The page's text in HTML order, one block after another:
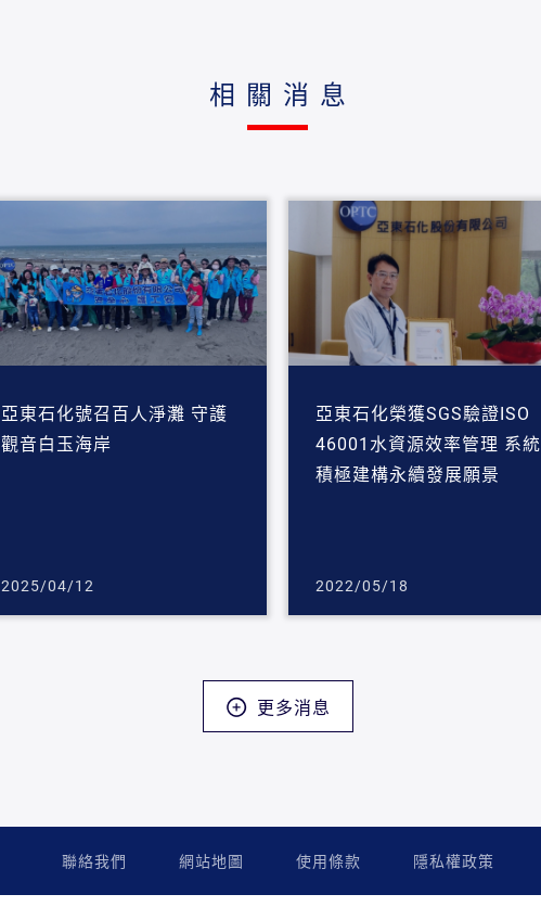
相關消息
亞東石化號召百人淨灘 守護
觀音白玉海岸
2025/04/12
亞東石化榮獲SGS驗證ISO
46001水資源效率管理 系統
積極建構永續發展願景
2022/05/18
更多消息
聯絡我們 網站地圖 使用條款 隱私權政策